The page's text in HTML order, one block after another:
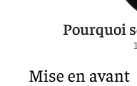
Pourquoi
Mise en avant